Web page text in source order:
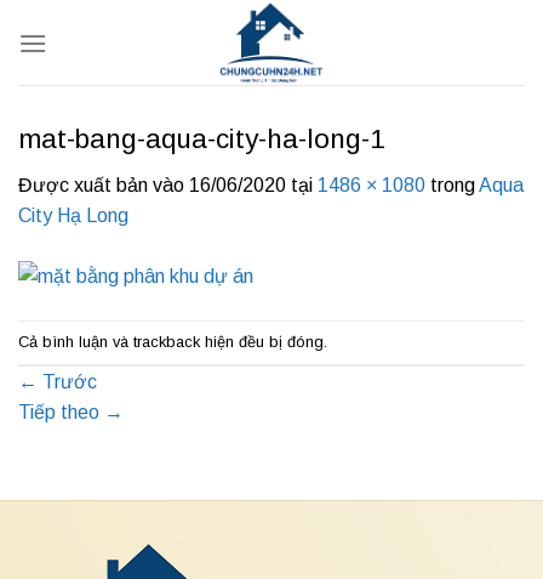
qua
mat-bang-aqua-city-ha-long-1
Được xuất bản vào 16/06/2020 tại 1486 × 1080 trongAqua
City Hạ Long
Cả bình luận và trackback hiện đều bị đóng.
← Trước
Tiếp theo →